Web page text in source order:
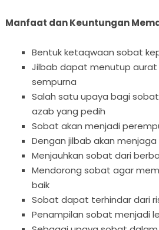
Manfaat dan Keuntungan
Bentuk ketaqwaan sobat
Jilbab dapat menutup
sempurna
Salah satu upaya bagi
azab yang pedih
Sobat akan menjadi
Dengan jilbab akan
Menjauhkan sobat dari
Mendorong sobat agar
baik
Sobat dapat terhindar dari
Penampilan sobat menjadi